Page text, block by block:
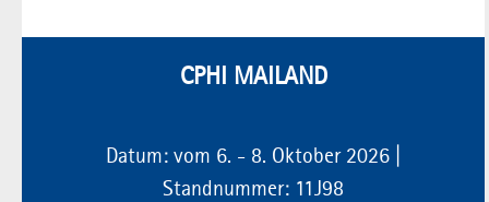
CPHI MAILAND
Datum: vom 6. - 8. Oktober 2026 |
Standnummer: 11J98